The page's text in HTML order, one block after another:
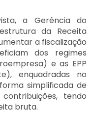
a Gerência do
da Receita
a fiscalização
dos regimes
e as EPP
enquadradas no
simplificada de
tendo
bruta.